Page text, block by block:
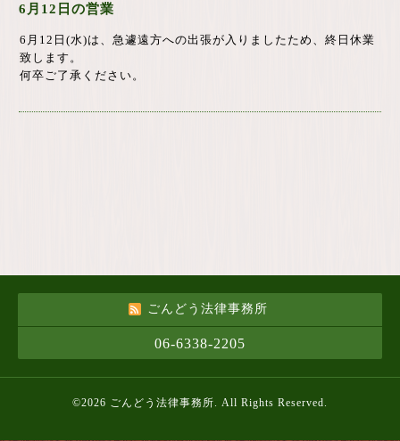
6月12日の営業
6月12日(水)は、急遽遠方への出張が入りましたため、終日休業
致します。
何卒ご了承ください。
ごんどう法律事務所
06-6338-2205
©2026 ごんどう法律事務所. All Rights Reserved.